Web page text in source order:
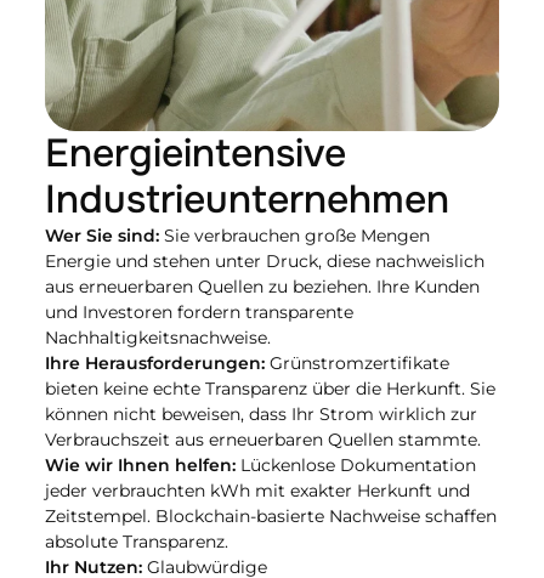
Energieintensive
Industrieunternehmen
Wer Sie sind: Sie verbrauchen große Mengen
Energie und stehen unter Druck, diese nachweislich
aus erneuerbaren Quellen zu beziehen. Ihre Kunden
und Investoren fordern transparente
Nachhaltigkeitsnachweise.
Ihre Herausforderungen: Grünstromzertifikate
bieten keine echte Transparenz über die Herkunft. Sie
können nicht beweisen, dass Ihr Strom wirklich zur
Verbrauchszeit aus erneuerbaren Quellen stammte.
Wie wir Ihnen helfen: Lückenlose Dokumentation
jeder verbrauchten kWh mit exakter Herkunft und
Zeitstempel. Blockchain-basierte Nachweise schaffen
absolute Transparenz.
Ihr Nutzen: Glaubwürdige